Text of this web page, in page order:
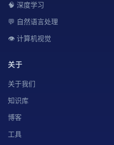
🧠 深度学习
💬 自然语言处理
👁️ 计算机视觉
关于
关于我们
知识库
博客
工具